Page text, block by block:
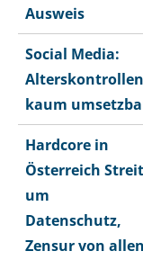
Ausweis
Social Media:
Alterskontrollen
kaum
Hardcore in
Österreich Streit
um
Datenschutz,
Zensur von allen